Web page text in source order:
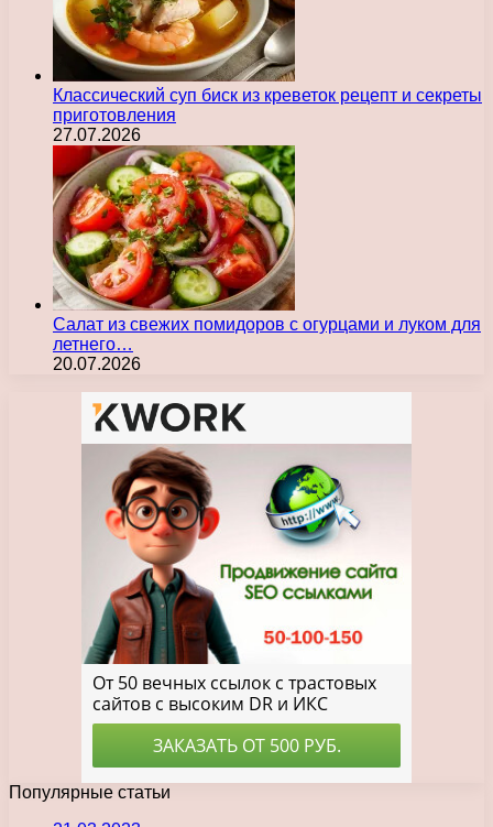
Классический суп биск из креветок рецепт и секреты
приготовления
27.07.2026
Салат из свежих помидоров с огурцами и луком для
летнего…
20.07.2026
Популярные статьи